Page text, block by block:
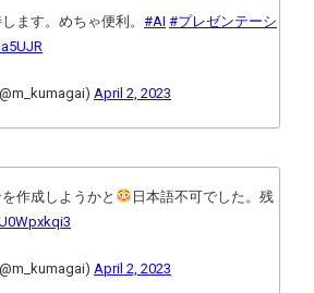
ます。めちゃ便利。 #AI #プレゼンテーシ
April 2, 2023
作成しようかと
日本語不可でした。残
April 2, 2023